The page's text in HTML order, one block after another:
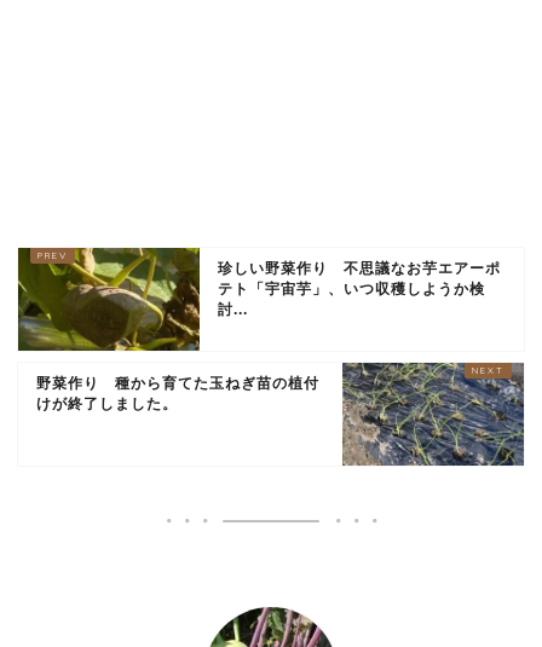
珍しい野菜作り 不思議なお芋エアーポ
テト「宇宙芋」、いつ収穫しようか検
討...
野菜作り 種から育てた玉ねぎ苗の植付
けが終了しました。